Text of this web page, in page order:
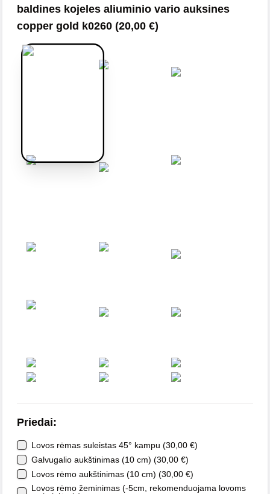
baldines kojeles aliuminio vario auksines
copper gold k0260 (20,00 €)
Priedai:
Lovos rėmas suleistas 45° kampu (30,00 €)
Galvugalio aukštinimas (10 cm) (30,00 €)
Lovos rėmo aukštinimas (10 cm) (30,00 €)
Lovos rėmo žeminimas (-5cm, rekomenduojama lovoms